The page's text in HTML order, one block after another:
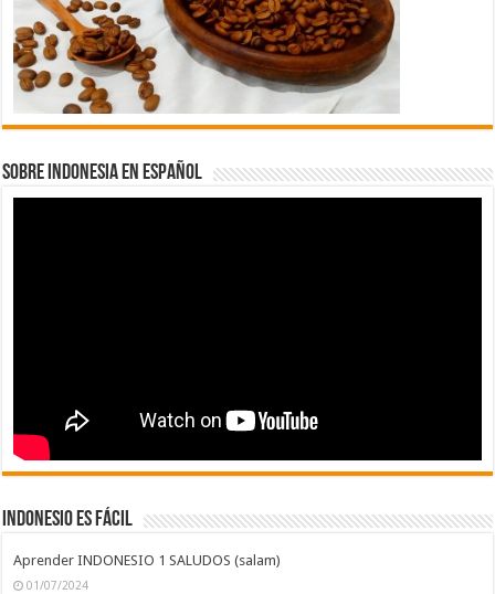
SOBRE INDONESIA EN ESPAÑOL
INDONESIO ES FÁCIL
Aprender INDONESIO 1 SALUDOS (salam)
01/07/2024